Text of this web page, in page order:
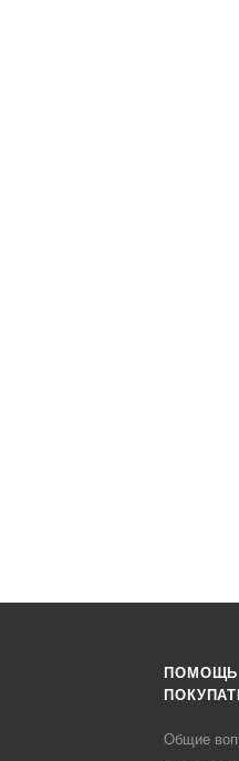
ПОМОЩЬ
Общие